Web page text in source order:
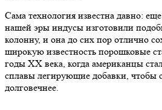
Сама технология известна давно:
нашей эры индусы изготовили
колонну, и она до сих пор отлично
широкую известность порошковые
годы ХХ века, когда американцы
сплавы легирующие добавки, чтобы
долговечнее.